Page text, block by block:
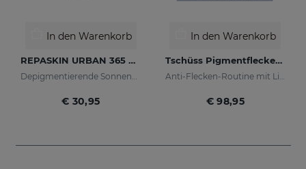
In den Warenkorb
REPASKIN URBAN 365 Depigmenting LSF50+
€ 30,95
In den Warenkorb
Tschüss Pigmentflecken PACK
€ 98,95